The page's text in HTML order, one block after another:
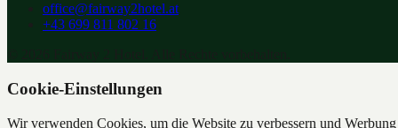
office@fairway2hotel.at
+43 699 811 802 16
Cookie-Einstellungen
Wir verwenden Cookies, um die Website zu verbessern und